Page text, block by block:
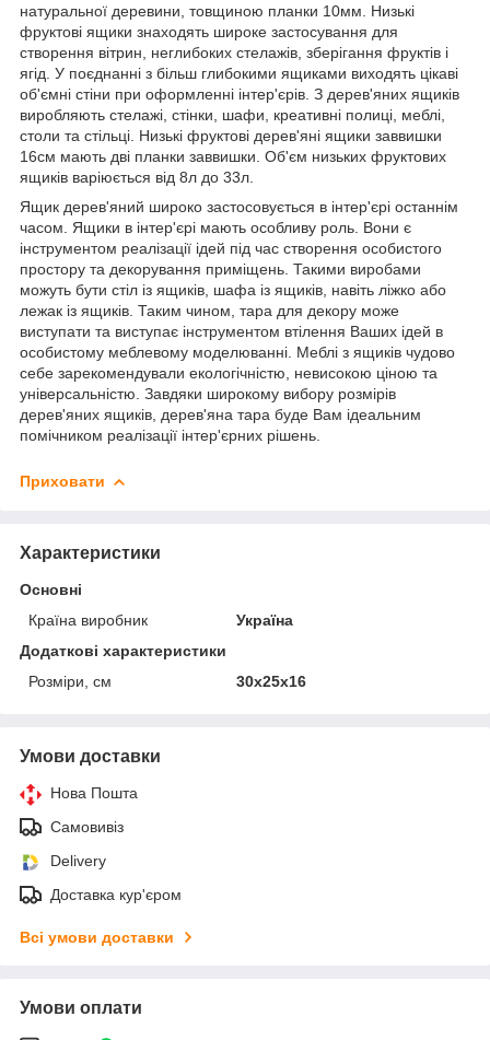
натуральної деревини, товщиною планки 10мм. Низькі
фруктові ящики знаходять широке застосування для
створення вітрин, неглибоких стелажів, зберігання фруктів і
ягід. У поєднанні з більш глибокими ящиками виходять цікаві
об'ємні стіни при оформленні інтер'єрів. З дерев'яних ящиків
виробляють стелажі, стінки, шафи, креативні полиці, меблі,
столи та стільці. Низькі фруктові дерев'яні ящики заввишки
16см мають дві планки заввишки. Об'єм низьких фруктових
ящиків варіюється від 8л до 33л.
Ящик дерев'яний широко застосовується в інтер'єрі останнім
часом. Ящики в інтер'єрі мають особливу роль. Вони є
інструментом реалізації ідей під час створення особистого
простору та декорування приміщень. Такими виробами
можуть бути стіл із ящиків, шафа із ящиків, навіть ліжко або
лежак із ящиків. Таким чином, тара для декору може
виступати та виступає інструментом втілення Ваших ідей в
особистому меблевому моделюванні. Меблі з ящиків чудово
себе зарекомендували екологічністю, невисокою ціною та
універсальністю. Завдяки широкому вибору розмірів
дерев'яних ящиків, дерев'яна тара буде Вам ідеальним
помічником реалізації інтер'єрних рішень.
Приховати
Характеристики
Основні
Країна виробник
Україна
Додаткові характеристики
Розміри, см
30x25x16
Умови доставки
Нова Пошта
Самовивіз
Delivery
Доставка кур'єром
Всі умови доставки
Умови оплати